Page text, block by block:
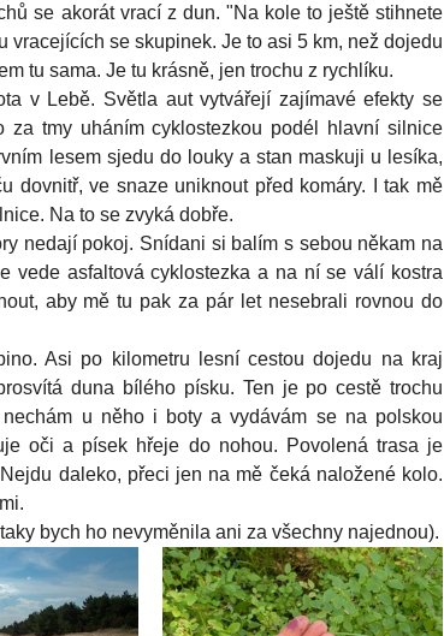
se akorát vrací z dun. "Na kole to ještě stihnete
vracejících se skupinek. Je to asi 5 km, než dojedu
tu sama. Je tu krásně, jen trochu z rychlíku.
v Lebě. Světla aut vytvářejí zajímavé efekty se
za tmy uháním cyklostezkou podél hlavní silnice
lesem sjedu do louky a stan maskuji u lesíka,
dovnitř, ve snaze uniknout před komáry. I tak mě
Na to se zvyká dobře.
nedají pokoj. Snídani si balím s sebou někam na
vede asfaltová cyklostezka a na ní se válí kostra
aby mě tu pak za pár let nesebrali rovnou do
Asi po kilometru lesní cestou dojedu na kraj
duna bílého písku. Ten je po cestě trochu
u něho i boty a vydávám se na polskou
oči a písek hřeje do nohou. Povolená trasa je
daleko, přeci jen na mě čeká naložené kolo.